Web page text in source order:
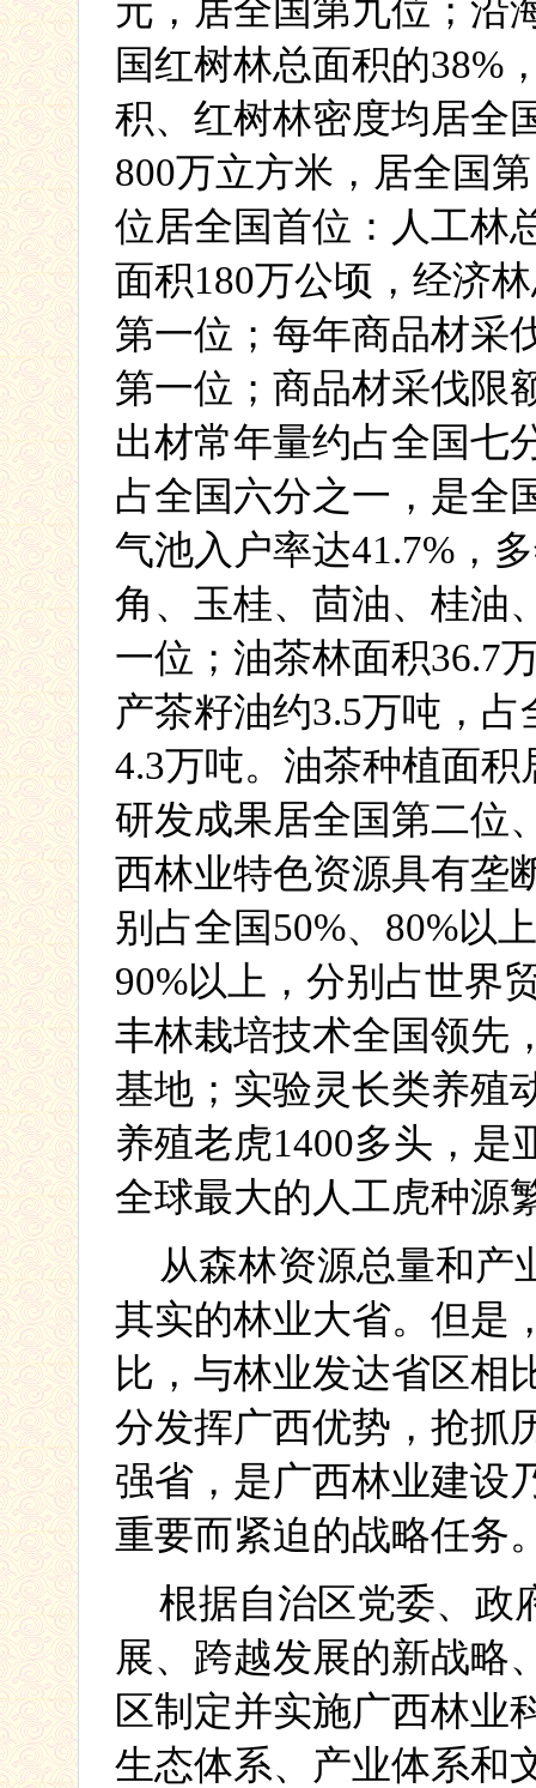
元，居全国第九位；沿
国红树林总面积的38%
积、红树林密度均居全
800万立方米，居全国
位居全国首位：人工林
面积180万公顷，经济
第一位；每年商品材采
第一位；商品材采伐限
出材常年量约占全国七
占全国六分之一，是全
气池入户率达41.7% ，
角、玉桂、茴油、桂油
一位；油茶林面积36.7
产茶籽油约3.5万吨，占
4.3万吨。油茶种植面
研发成果居全国第二位
西林业特色资源具有垄
别占全国 50%、 80%以
90%以上，分别占世界
丰林栽培技术全国领先
基地；实验灵长类养殖
养殖老虎1400多头，是
全球最大的人工虎种源
从森林资源总量和产
其实的林业大省。但是
比，与林业发达省区相
分发挥广西优势，抢抓
强省，是广西林业建设
重要而紧迫的战略任务
根据自治区党委、政
展、跨越发展的新战略
区制定并实施广西林业
生态体系、产业体系和